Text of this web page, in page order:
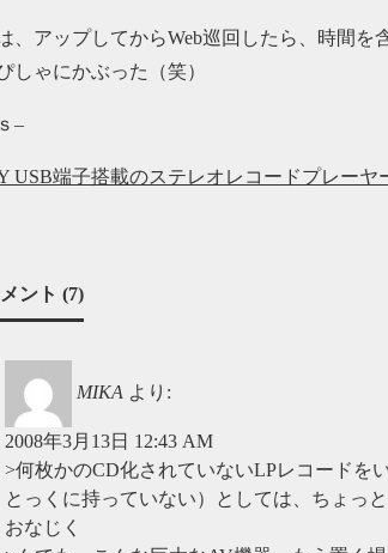
、アップしてからWeb巡回したら、時間を
しゃにかぶった（笑）
–
USB端子搭載のステレオレコードプレー
ント (7)
MIKA より:
2008年3月13日 12:43 AM
>何枚かのCD化されていないLPレコードを
とっくに持っていない）としては、ちょっと
おなじく